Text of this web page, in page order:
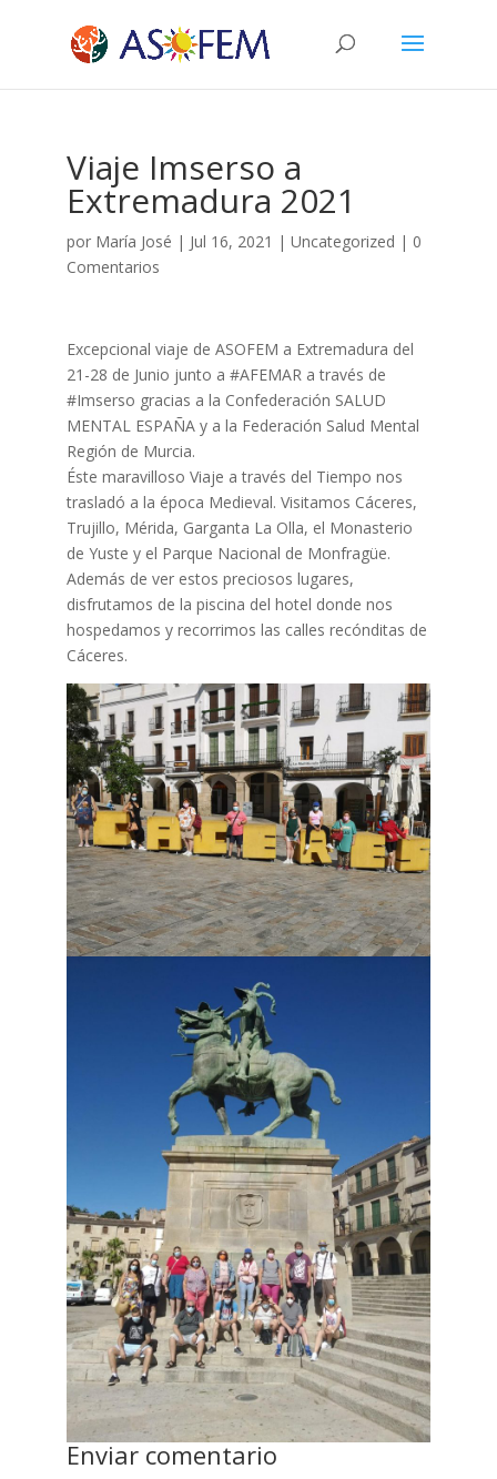
Viaje Imserso a
Extremadura 2021
por María José | Jul 16, 2021 | Uncategorized | 0
Comentarios
Excepcional viaje de ASOFEM a Extremadura del
21-28 de Junio junto a #AFEMAR a través de
#Imserso gracias a la Confederación SALUD
MENTAL ESPAÑA y a la Federación Salud Mental
Región de Murcia.
Éste maravilloso Viaje a través del Tiempo nos
trasladó a la época Medieval. Visitamos Cáceres,
Trujillo, Mérida, Garganta La Olla, el Monasterio
de Yuste y el Parque Nacional de Monfragüe.
Además de ver estos preciosos lugares,
disfrutamos de la piscina del hotel donde nos
hospedamos y recorrimos las calles recónditas de
Cáceres.
Enviar comentario